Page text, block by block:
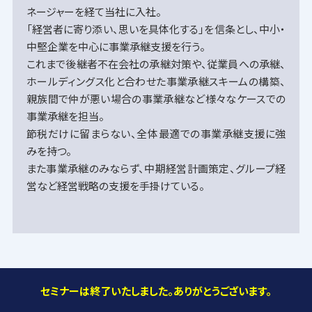
ネージャーを経て当社に入社。
「経営者に寄り添い、思いを具体化する」を信条とし、中小・
中堅企業を中心に事業承継支援を行う。
これまで後継者不在会社の承継対策や、従業員への承継、
ホールディングス化と合わせた事業承継スキームの構築、
親族間で仲が悪い場合の事業承継など様々なケースでの
事業承継を担当。
節税だけに留まらない、全体最適での事業承継支援に強
みを持つ。
また事業承継のみならず、中期経営計画策定、グループ経
営など経営戦略の支援を手掛けている。
セミナーは終了いたしました。ありがとうございます。